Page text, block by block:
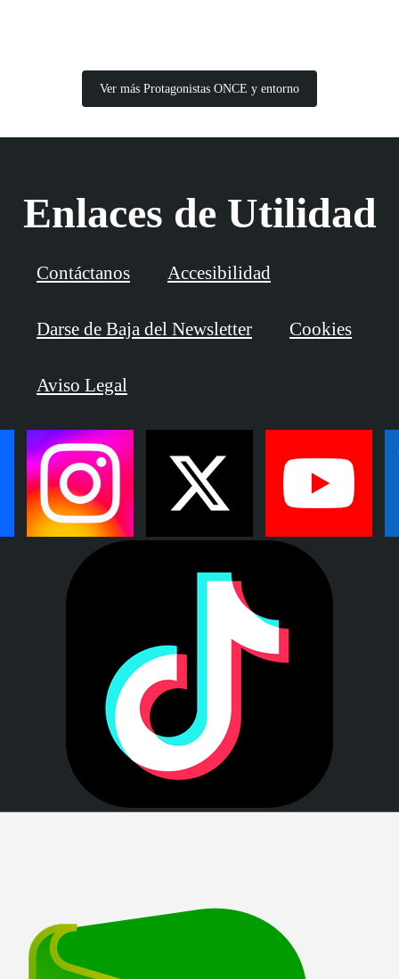
Ver más Protagonistas ONCE y entorno
Enlaces de Utilidad
Contáctanos Accesibilidad
Darse de Baja del Newsletter Cookies
Aviso Legal